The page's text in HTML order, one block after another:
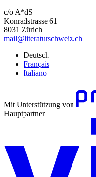
c/o A*dS
Konradstrasse 61
8031 Zürich
mail@literaturschweiz.ch
Deutsch
Français
Italiano
Mit Unterstützung von
Hauptpartner